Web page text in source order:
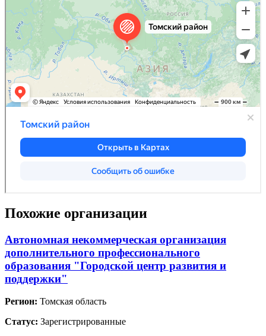
Похожие организации
Автономная некоммерческая организация
дополнительного профессионального
образования "Городской центр развития и
поддержки"
Регион: Томская область
Статус: Зарегистрированные